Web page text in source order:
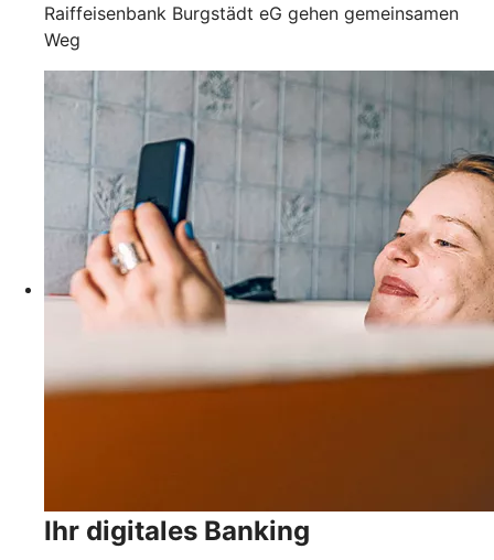
Raiffeisenbank Burgstädt eG gehen gemeinsamen
Weg
Ihr digitales Banking